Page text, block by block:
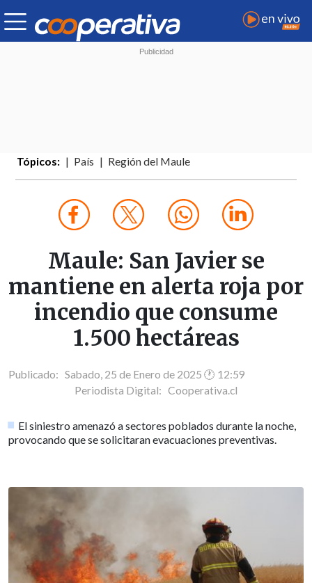
Tópicos: País Región del Maule
Maule: San Javier se
mantiene en alerta roja por
incendio que consume
1.500 hectáreas
Publicado: Sabado, 25 de Enero de 2025 🕐 12:59
Periodista Digital: Cooperativa.cl
El siniestro amenazó a sectores poblados durante la noche,
provocando que se solicitaran evacuaciones preventivas.